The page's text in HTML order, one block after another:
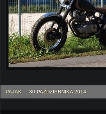
PAJAK 30 PAŹDZIERNIKA 2014